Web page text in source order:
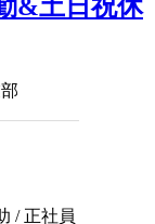
&土日祝休
/ 正社員